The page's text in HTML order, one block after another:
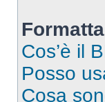
Cos’è il
Posso
Cosa